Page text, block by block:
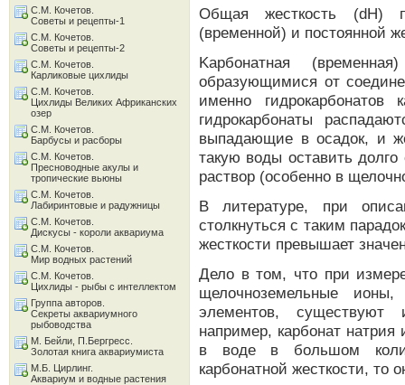
Общая жесткость (dH)
(временной) и постоянной
Kарбонатная
образующимися от
именно
гидрокарбонаты
выпадающие в осадок, и
такую воды оставить долго
раствор (особенно в
В литературе, при
столкнуться с таким
жесткости превышает
Дело в том, что при
щелочноземельные
элементов, существуют
например, карбонат
в воде в большом
карбонатной жесткости,
С.М. Кочетов.
Советы и рецепты-1
С.М. Кочетов.
Советы и рецепты-2
С.М. Кочетов.
Карликовые цихлиды
С.М. Кочетов.
Цихлиды Великих Африканских
озер
С.М. Кочетов.
Барбусы и расборы
С.М. Кочетов.
Пресноводные акулы и
тропические вьюны
С.М. Кочетов.
Лабиринтовые и радужницы
С.М. Кочетов.
Дискусы - короли аквариума
С.М. Кочетов.
Мир водных растений
С.М. Кочетов.
Цихлиды - рыбы с интеллектом
Группа авторов.
Секреты аквариумного
рыбоводства
М. Бейли, П.Бергресс.
Золотая книга аквариумиста
М.Б. Цирлинг.
Аквариум и водные растения